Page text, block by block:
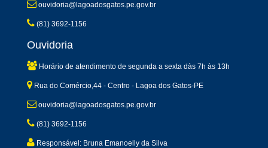
ouvidoria@lagoadosgatos.pe.gov.br
(81) 3692-1156
Ouvidoria
Horário de atendimento de segunda a sexta dàs 7h às 13h
Rua do Comércio,44 - Centro - Lagoa dos Gatos-PE
ouvidoria@lagoadosgatos.pe.gov.br
(81) 3692-1156
Responsável: Bruna Emanoelly da Silva